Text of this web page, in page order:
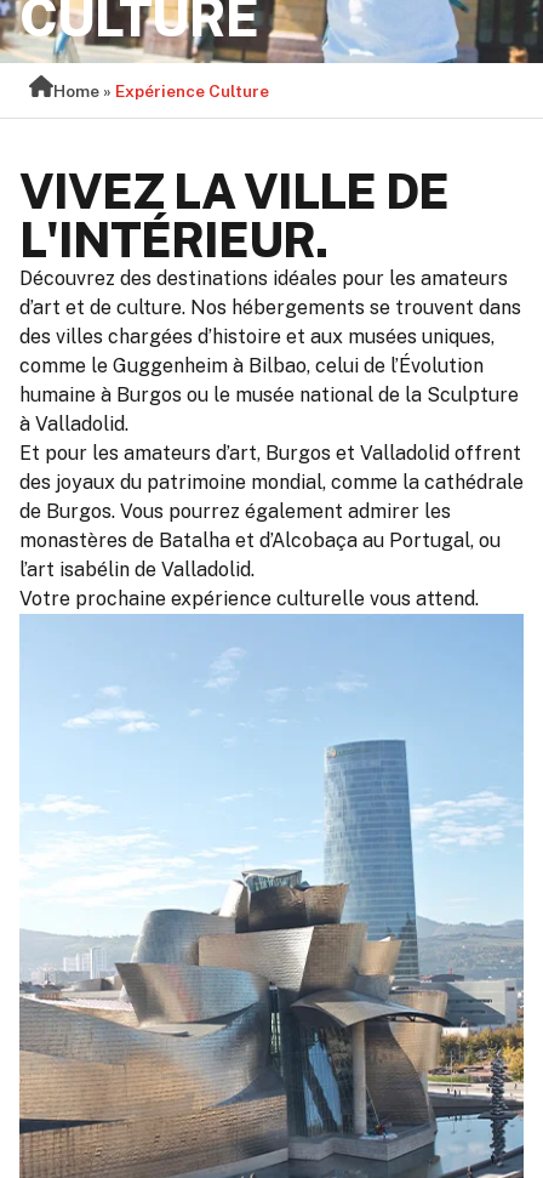
CULTURE
Home » Expérience Culture
VIVEZ LA VILLE DE
L'INTÉRIEUR.
Découvrez des destinations idéales pour les amateurs
d’art et de culture. Nos hébergements se trouvent dans
des villes chargées d’histoire et aux musées uniques,
comme le Guggenheim à Bilbao, celui de l’Évolution
humaine à Burgos ou le musée national de la Sculpture
à Valladolid.
Et pour les amateurs d’art, Burgos et Valladolid offrent
des joyaux du patrimoine mondial, comme la cathédrale
de Burgos. Vous pourrez également admirer les
monastères de Batalha et d’Alcobaça au Portugal, ou
l’art isabélin de Valladolid.
Votre prochaine expérience culturelle vous attend.